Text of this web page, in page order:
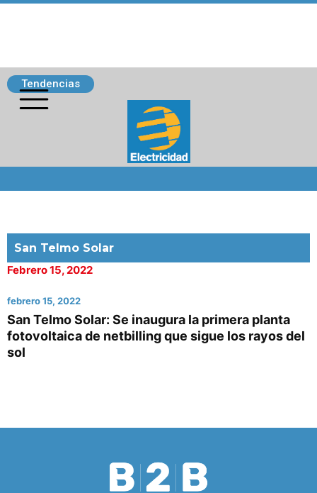
Tendencias
San Telmo Solar
Febrero 15, 2022
febrero 15, 2022
San Telmo Solar: Se inaugura la primera planta
fotovoltaica de netbilling que sigue los rayos del
sol